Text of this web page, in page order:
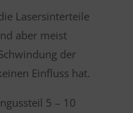
Lasersinterteile
aber meist
der
Einfluss hat.
5 – 10